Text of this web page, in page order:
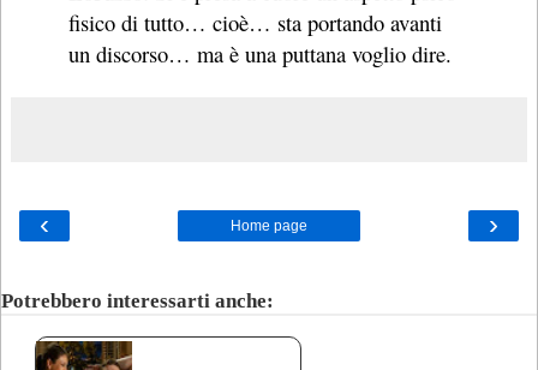
fisico di tutto… cioè… sta portando avanti
un discorso… ma è una puttana voglio dire.
‹ ›
Home page
Potrebbero interessarti anche: